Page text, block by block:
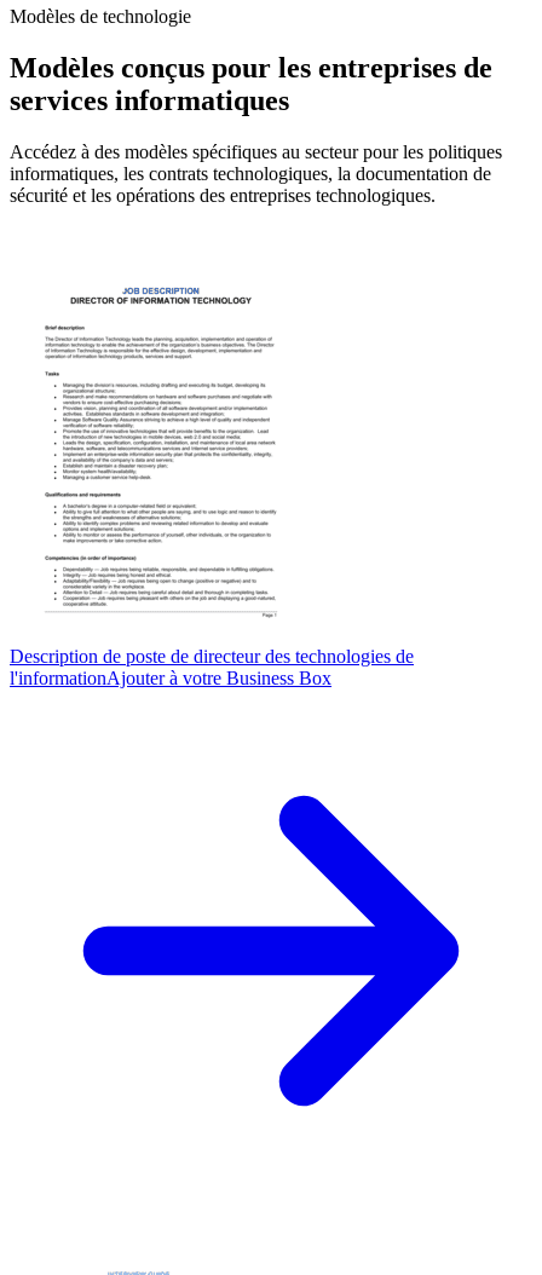
Modèles de technologie
Modèles conçus pour les entreprises de
services informatiques
Accédez à des modèles spécifiques au secteur pour les politiques
informatiques, les contrats technologiques, la documentation de
sécurité et les opérations des entreprises technologiques.
Description de poste de directeur des technologies de
l'informationAjouter à votre Business Box